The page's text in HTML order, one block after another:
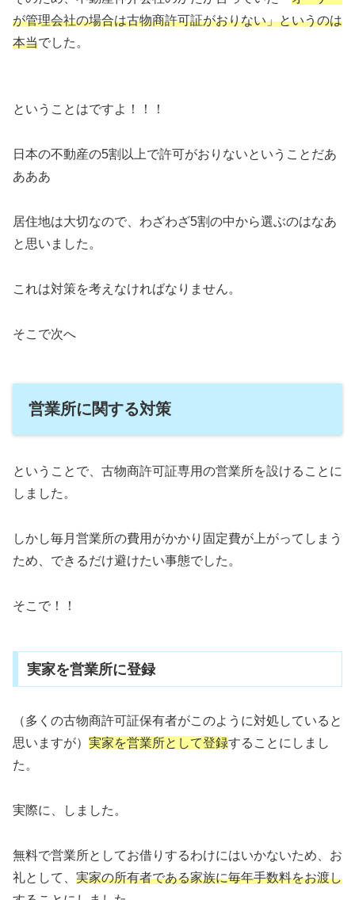
が管理会社の場合は古物商許可証がおりない」というのは
本当でした。
ということはですよ！！！
日本の不動産の5割以上で許可がおりないということだあ
あああ
居住地は大切なので、わざわざ5割の中から選ぶのはなあ
と思いました。
これは対策を考えなければなりません。
そこで次へ
営業所に関する対策
ということで、古物商許可証専用の営業所を設けることに
しました。
しかし毎月営業所の費用がかかり固定費が上がってしまう
ため、できるだけ避けたい事態でした。
そこで！！
実家を営業所に登録
（多くの古物商許可証保有者がこのように対処していると
思いますが） 実家を営業所として登録することにしまし
た。
実際に、しました。
無料で営業所としてお借りするわけにはいかないため、お
礼として、 実家の所有者である家族に毎年手数料をお渡し